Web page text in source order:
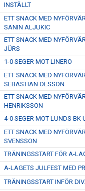
INSTÄLLT
ETT SNACK MED
SANIN ALJUKIC
ETT SNACK MED
JÜRS
1-0 SEGER MOT LINERO
ETT SNACK MED
SEBASTIAN OLSSON
ETT SNACK MED
HENRIKSSON
4-0 SEGER MOT LUNDS BK
ETT SNACK MED
SVENSSON
TRÄNINGSSTART FÖR A-
A-LAGETS JULFEST MED
TRÄNINGSSTART INFÖR